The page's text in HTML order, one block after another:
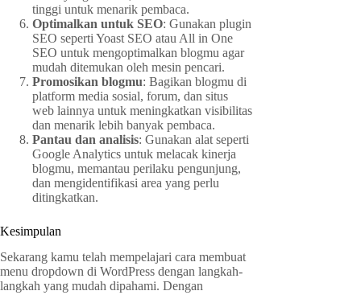
tinggi untuk menarik pembaca.
Optimalkan untuk SEO: Gunakan plugin
SEO seperti Yoast SEO atau All in One
SEO untuk mengoptimalkan blogmu agar
mudah ditemukan oleh mesin pencari.
Promosikan blogmu: Bagikan blogmu di
platform media sosial, forum, dan situs
web lainnya untuk meningkatkan visibilitas
dan menarik lebih banyak pembaca.
Pantau dan analisis: Gunakan alat seperti
Google Analytics untuk melacak kinerja
blogmu, memantau perilaku pengunjung,
dan mengidentifikasi area yang perlu
ditingkatkan.
Kesimpulan
Sekarang kamu telah mempelajari cara membuat
menu dropdown di WordPress dengan langkah-
langkah yang mudah dipahami. Dengan